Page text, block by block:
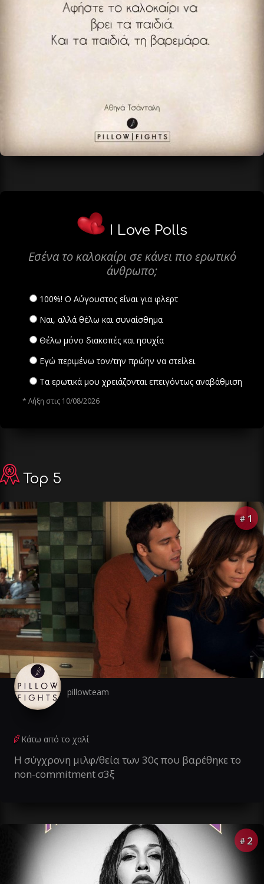
I Love Polls
Εσένα το καλοκαίρι σε κάνει πιο ερωτικό
άνθρωπο;
100%! Ο Αύγουστος είναι για φλερτ
Ναι, αλλά θέλω και συναίσθημα
Θέλω μόνο διακοπές και ησυχία
Εγώ περιμένω τον/την πρώην να στείλει
Τα ερωτικά μου χρειάζονται επειγόντως αναβάθμιση
* Λήξη στις 10/08/2026
Top 5
# 1
pillowteam
Κάτω από το χαλί
Η σύγχρονη μιλφ/θεία των 30ς που βαρέθηκε το
non-commitment σ3ξ
# 2